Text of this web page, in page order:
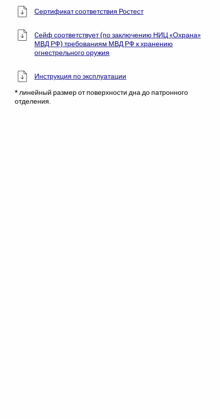
Сертификат соответствия Ростест
Cейф соответствует (по заключению НИЦ «Охрана»
МВД РФ) требованиям МВД РФ к хранению
огнестрельного оружия
Инструкция по эксплуатации
* линейный размер от поверхности дна до патронного
отделения.